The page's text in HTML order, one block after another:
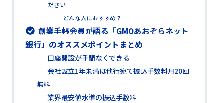
ださい
―どんな人におすすめ？
創業手帳会員が語る「GMOあおぞらネット
銀行」のオススメポイントまとめ
口座開設が手間なくできる
会社設立1年未満は他行宛て振込手数料月20回
無料
業界最安値水準の振込手数料